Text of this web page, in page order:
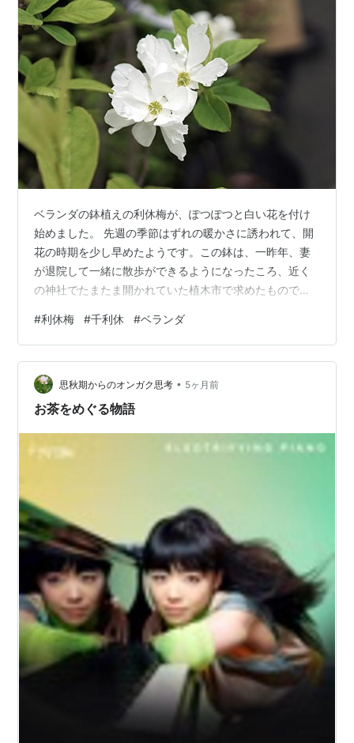
ベランダの鉢植えの利休梅が、ぽつぽつと白い花を付け
始めました。 先週の季節はずれの暖かさに誘われて、開
花の時期を少し早めたようです。この鉢は、一昨年、妻
が退院して一緒に散歩ができるようになったころ、近く
の神社でたまたま開かれていた植木市で求めたもので
背丈が伸びてきたので大きめの鉢に植え替えましたが、
それがよくなかったのか、去年は花を咲かせませんでし
た。今年はどうなることかと、少し気を揉んでいたとこ
ろです。二、三日前、こぼれるように膨らみはじめた花
びらは、柔らかな白いかたまりのように見えました。 今
#利休梅 #千利休 #ベランダ
思秋期からのオンガク思考 • 5ヶ月前
お茶をめぐる物語